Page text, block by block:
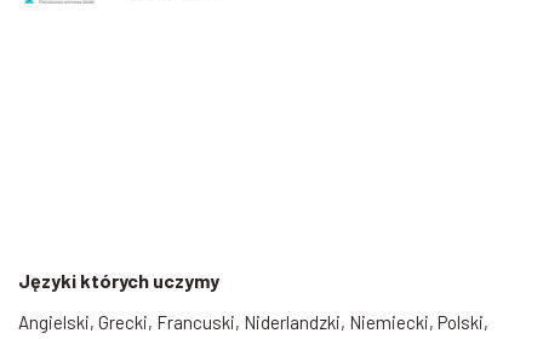
Języki których uczymy
Angielski, Grecki, Francuski, Niderlandzki, Niemiecki, Polski,